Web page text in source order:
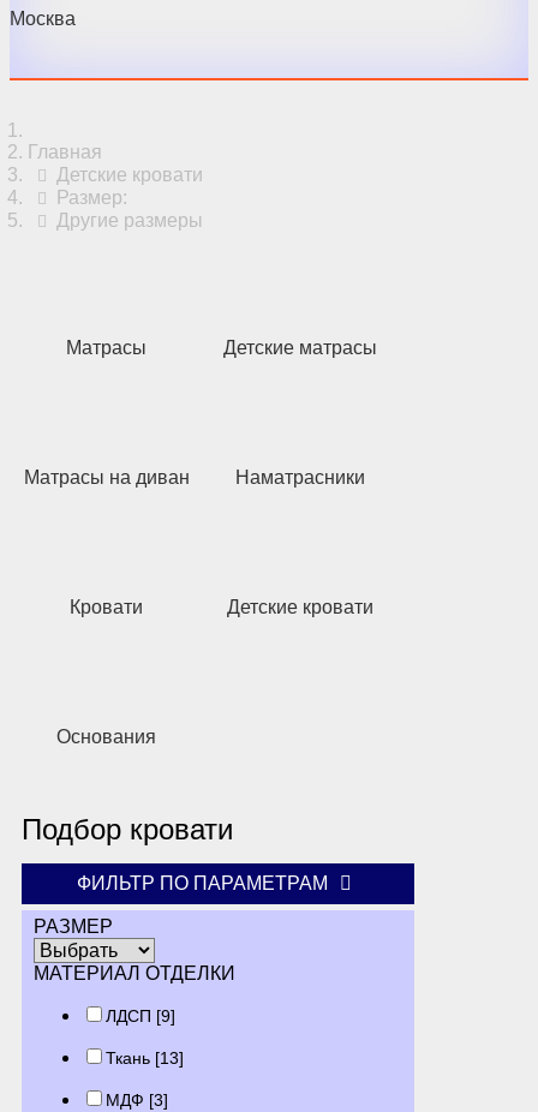
Москва
Главная
Детские кровати
Размер:
Другие размеры
Матрасы Детские матрасы
Матрасы на диван Наматрасники
Кровати Детские кровати
Основания
Подбор кровати
ФИЛЬТР ПО ПАРАМЕТРАМ
РАЗМЕР
МАТЕРИАЛ ОТДЕЛКИ
ЛДСП [9]
Ткань [13]
МДФ [3]